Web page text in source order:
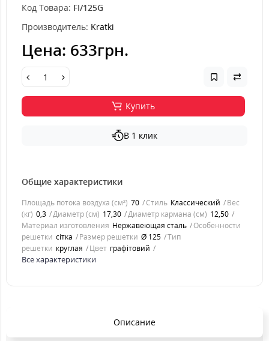
Код Товара: FI/125G
Производитель: Kratki
Цена: 633грн.
Купить
В 1 клик
Общие характеристики
Площадь потока воздуха (см²) 70 Стиль Классический
Вес
(кг) 0,3 Диаметр (см) 17,30 Диаметр кармана (см) 12,50
Материал изготовления Нержавеющая сталь
Особенности
решетки сітка Размер решетки Ø 125
Тип
решетки круглая Цвет графітовий
Все характеристики
Описание